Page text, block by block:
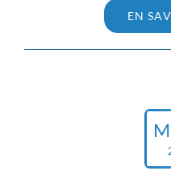
EN